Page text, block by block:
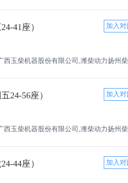
41座）
西玉柴机器股份有限公司,潍柴动力扬州柴
24-56座）
西玉柴机器股份有限公司,潍柴动力扬州柴
44座）